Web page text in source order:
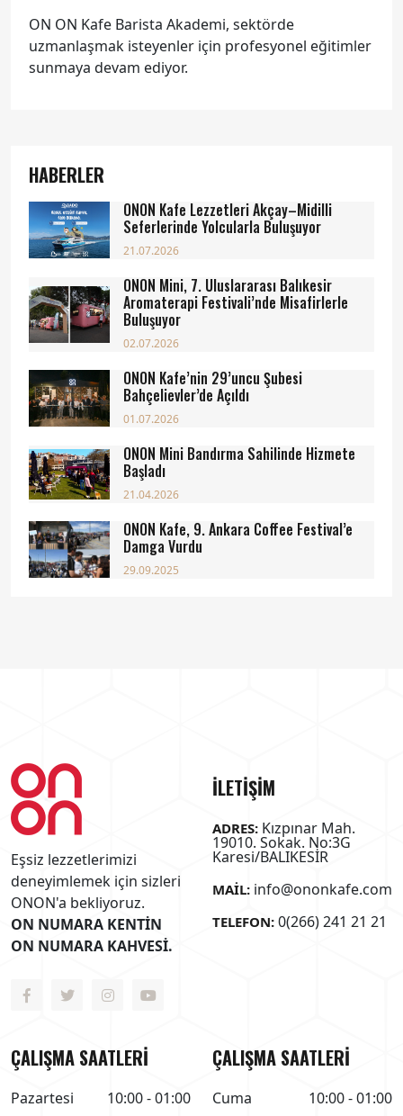
ON ON Kafe Barista Akademi, sektörde
uzmanlaşmak isteyenler için profesyonel eğitimler
sunmaya devam ediyor.
HABERLER
ONON Kafe Lezzetleri Akçay–Midilli
Seferlerinde Yolcularla Buluşuyor
21.07.2026
ONON Mini, 7. Uluslararası Balıkesir
Aromaterapi Festivali’nde Misafirlerle
Buluşuyor
02.07.2026
ONON Kafe’nin 29’uncu Şubesi
Bahçelievler’de Açıldı
01.07.2026
ONON Mini Bandırma Sahilinde Hizmete
Başladı
21.04.2026
ONON Kafe, 9. Ankara Coffee Festival’e
Damga Vurdu
29.09.2025
Eşsiz lezzetlerimizi
deneyimlemek için sizleri
ONON'a bekliyoruz.
ON NUMARA KENTİN
ON NUMARA KAHVESİ.
İLETİŞİM
ADRES: Kızpınar Mah.
19010. Sokak. No:3G
Karesi/BALIKESİR
MAIL: info@ononkafe.com
TELEFON: 0(266) 241 21 21
ÇALIŞMA SAATLERİ
Pazartesi
10:00 - 01:00
ÇALIŞMA SAATLERİ
Cuma
10:00 - 01:00